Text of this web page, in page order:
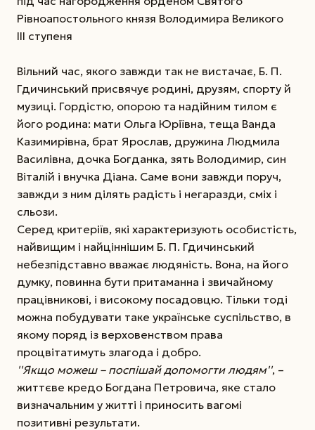
Рівноапостольного князя Володимира Великого
ІІІ ступеня
Вільний час, якого завжди так не вистачає, Б. П.
Гдичинський присвячує родині, друзям, спорту й
музиці. Гордістю, опорою та надійним тилом є
його родина: мати Ольга Юріївна, теща Ванда
Казимирівна, брат Ярослав, дружина Людмила
Василівна, дочка Богданка, зять Володимир, син
Віталій і внучка Діана. Саме вони завжди поруч,
завжди з ним ділять радість і негаразди, сміх і
сльози.
Серед критеріїв, які характеризують особистість,
найвищим і найціннішим Б. П. Гдичинський
небезпідставно вважає людяність. Вона, на його
думку, повинна бути притаманна і звичайному
працівникові, і високому посадовцю. Тільки тоді
можна побудувати таке українське суспільство, в
якому поряд із верховенством права
процвітатимуть злагода і добро.
''Якщо можеш – поспішай допомогти людям'', –
життєве кредо Богдана Петровича, яке стало
визначальним у житті і приносить вагомі
позитивні результати.